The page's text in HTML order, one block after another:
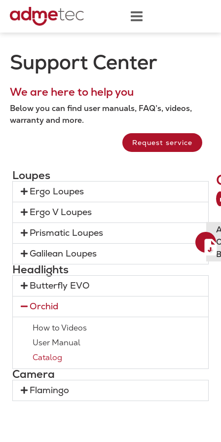
Support Center
We are here to help you
Below you can find user manuals, FAQ’s, videos,
warranty and more.
Request service
Loupes
Ergo Loupes
Ergo V Loupes
Prismatic Loupes
Galilean Loupes
Headlights
Butterfly EVO
Orchid
How to Videos
User Manual
Catalog
Camera
Flamingo